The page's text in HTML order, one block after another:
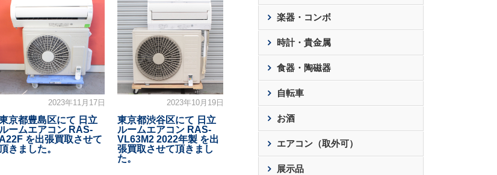
2023年11月17日
京都豊島区にて 日立
ルームエアコン RAS-
を出張買取させて
きました。
2023年10月19日
東京都渋谷区にて 日立
ルームエアコン RAS-
VL63M2 2022年製 を出
張買取させて頂きまし
た。
楽器・コンボ
時計・貴金属
食器・陶磁器
自転車
お酒
エアコン（取外可）
展示品